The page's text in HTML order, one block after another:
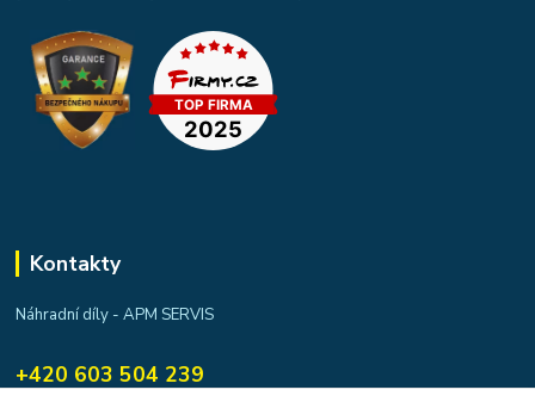
Kontakty
Náhradní díly - APM SERVIS
+420 603 504 239